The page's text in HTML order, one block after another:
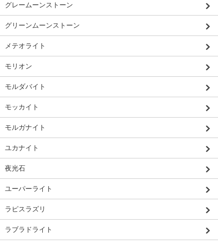
グレームーンストーン
グリーンムーンストーン
メテオライト
モリオン
モルダバイト
モッカイト
モルガナイト
ユカナイト
夜光石
ユーパーライト
ラピスラズリ
ラブラドライト